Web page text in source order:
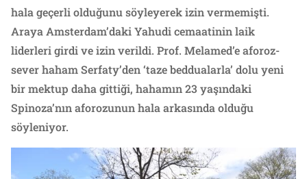
hala geçerli olduğunu söyleyerek izin vermemişti.
Araya Amsterdam’daki Yahudi cemaatinin laik
liderleri girdi ve izin verildi. Prof. Melamed’e aforoz-
sever haham Serfaty’den ‘taze beddualarla’ dolu yeni
bir mektup daha gittiği, hahamın 23 yaşındaki
Spinoza’nın aforozunun hala arkasında olduğu
söyleniyor.